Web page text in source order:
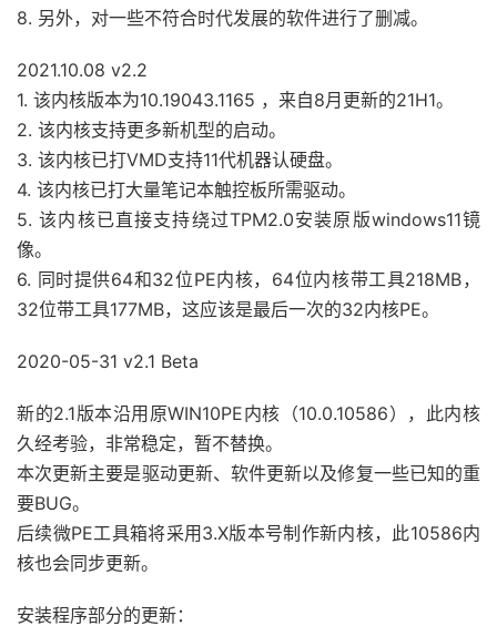
8. 另外，对一些不符合时代发展的软件进行了删减。
2021.10.08 v2.2
1. 该内核版本为10.19043.1165 ，来自8月更新的21H1。
2. 该内核支持更多新机型的启动。
3. 该内核已打VMD支持11代机器认硬盘。
4. 该内核已打大量笔记本触控板所需驱动。
5. 该内核已直接支持绕过TPM2.0安装原版windows11镜
像。
6. 同时提供64和32位PE内核，64位内核带工具218MB，
32位带工具177MB，这应该是最后一次的32内核PE。
2020-05-31 v2.1 Beta
新的2.1版本沿用原WIN10PE内核（10.0.10586），此内核
久经考验，非常稳定，暂不替换。
本次更新主要是驱动更新、软件更新以及修复一些已知的重
要BUG。
后续微PE工具箱将采用3.X版本号制作新内核，此10586内
核也会同步更新。
安装程序部分的更新：